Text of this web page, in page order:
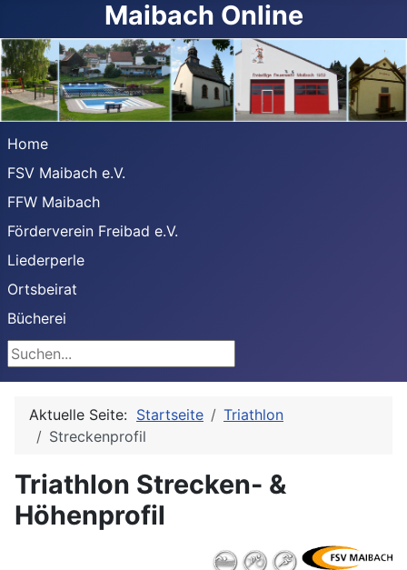
Maibach Online
Home
FSV Maibach e.V.
FFW Maibach
Förderverein Freibad e.V.
Liederperle
Ortsbeirat
Bücherei
Suchen
Aktuelle Seite: Startseite
Triathlon
Streckenprofil
Triathlon Strecken- &
Höhenprofil